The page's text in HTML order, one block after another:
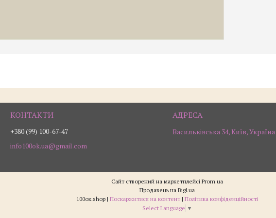
+380 (99) 100-67-47
info100ok.ua@gmail.com
Васильківська 34, Київ, Україна
Сайт створений на маркетплейсі Prom.ua
Продавець на Bigl.ua
100ок.shop | Поскаржитися на контент | Політика конфіденційності
Select Language ▼